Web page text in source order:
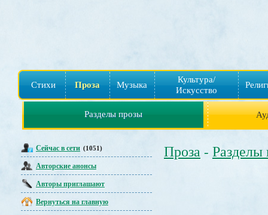
Стихи Проза Музыка
Культура/
Искусство
Разделы прозы
Сейчас в сети (1051)
Авторские анонсы
Авторы приглашают
Вернуться на главную
Проза - Разделы